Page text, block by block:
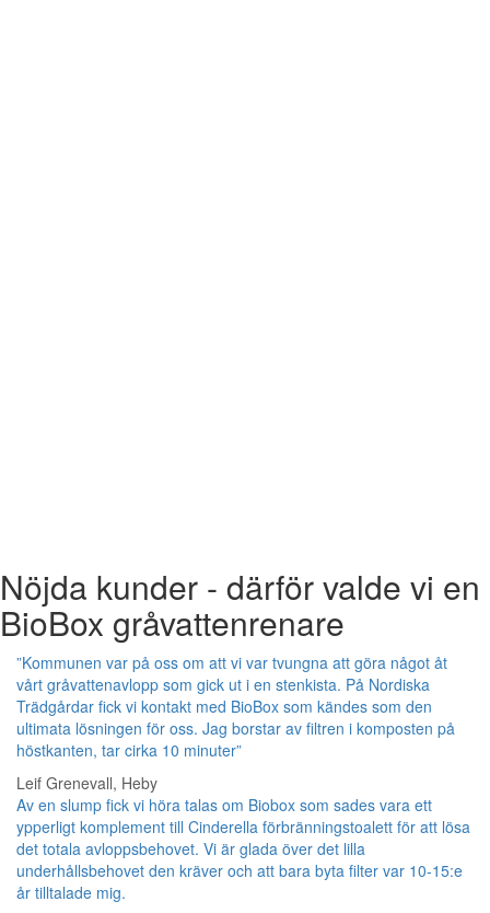
Nöjda kunder - därför valde vi en
BioBox gråvattenrenare
”Kommunen var på oss om att vi var tvungna att göra något åt
vårt gråvattenavlopp som gick ut i en stenkista. På Nordiska
Trädgårdar fick vi kontakt med BioBox som kändes som den
ultimata lösningen för oss. Jag borstar av filtren i komposten på
höstkanten, tar cirka 10 minuter”
Leif Grenevall, Heby
Av en slump fick vi höra talas om Biobox som sades vara ett
ypperligt komplement till Cinderella förbränningstoalett för att lösa
det totala avloppsbehovet. Vi är glada över det lilla
underhållsbehovet den kräver och att bara byta filter var 10-15:e
år tilltalade mig.